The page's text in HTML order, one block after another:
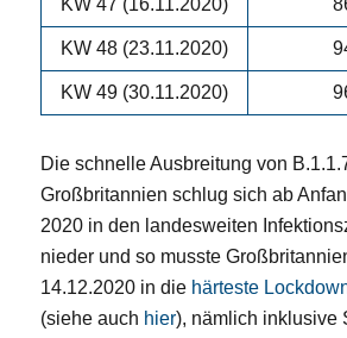
KW 47 (16.11.2020)
KW 48 (23.11.2020)
KW 49 (30.11.2020)
Die schnelle Ausbreitung von
Großbritannien schlug sich ab
2020 in den landesweiten
nieder und so musste
14.12.2020 in die härteste
(siehe auch hier), nämlich inklusive